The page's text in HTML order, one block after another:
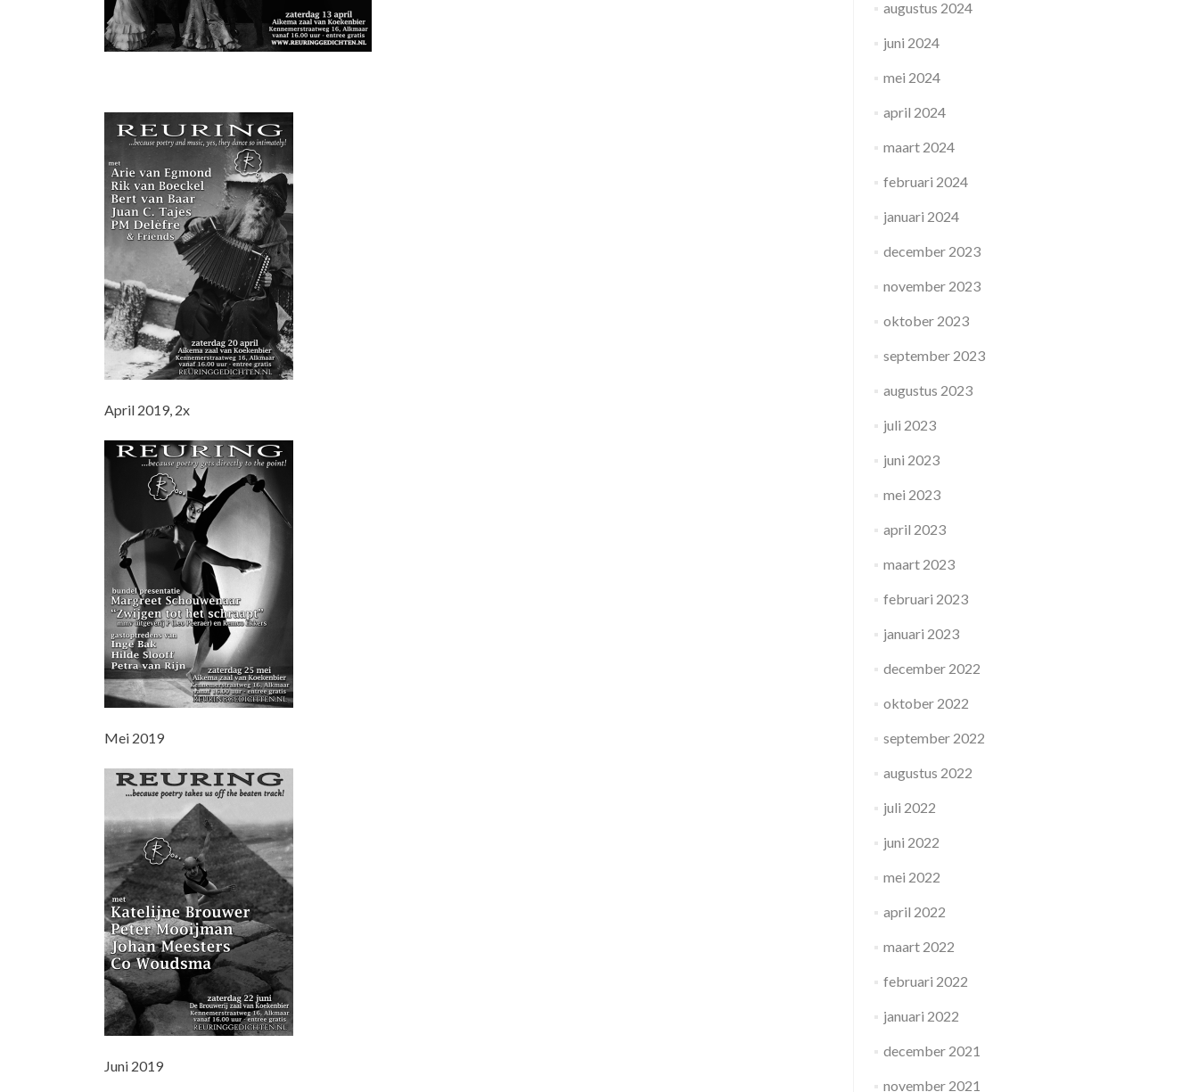
April 2019, 2x
Mei 2019
Juni 2019
augustus 2024
juni 2024
mei 2024
april 2024
maart 2024
februari 2024
januari 2024
december 2023
november 2023
oktober 2023
september 2023
augustus 2023
juli 2023
juni 2023
mei 2023
april 2023
maart 2023
februari 2023
januari 2023
december 2022
oktober 2022
september 2022
augustus 2022
juli 2022
juni 2022
mei 2022
april 2022
maart 2022
februari 2022
januari 2022
december 2021
november 2021